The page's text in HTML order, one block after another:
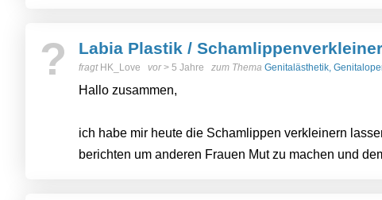
? Labia Plastik /
fragt HK_Love vor> 5 Jahre zum Thema Genitalästhetik,
Hallo zusammen,
ich habe mir heute die Schamlippen verkleinern
berichten um anderen Frauen Mut zu machen und